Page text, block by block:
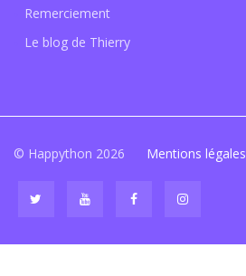
Remerciement
Le blog de Thierry
© Happython 2026 Mentions légales